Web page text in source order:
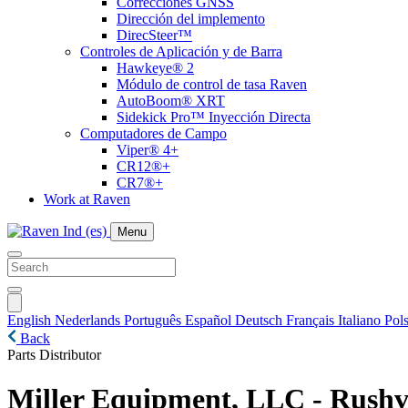
Dirección del implemento
DirecSteer™
Controles de Aplicación y de Barra
Hawkeye® 2
Módulo de control de tasa Raven
AutoBoom® XRT
Sidekick Pro™ Inyección Directa
Computadores de Campo
Viper® 4+
CR12®+
CR7®+
Work at Raven
Menu
English Nederlands Português Español Deutsch Français Italiano
Back
Parts Distributor
Miller Equipment, LLC -